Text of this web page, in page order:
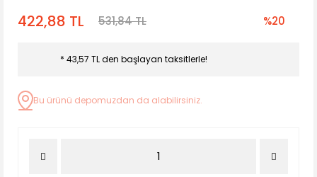
422,88 TL 531,84 TL %20
* 43,57 TL den başlayan taksitlerle!
Bu ürünü depomuzdan da alabilirsiniz.